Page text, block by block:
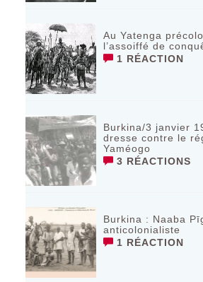
Au Yatenga
l’assoiffé de
1 RÉACTION
Burkina/3 janvier
dresse contre le
Yaméogo
3 RÉACTIONS
Burkina : Naaba
anticolonialiste
1 RÉACTION